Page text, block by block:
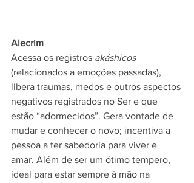
Alecrim
Acessa os registros akáshicos
(relacionados a emoções passadas),
libera traumas, medos e outros aspectos
negativos registrados no Ser e que
estão “adormecidos”. Gera vontade de
mudar e conhecer o novo; incentiva a
pessoa a ter sabedoria para viver e
amar. Além de ser um ótimo tempero,
ideal para estar sempre à mão na